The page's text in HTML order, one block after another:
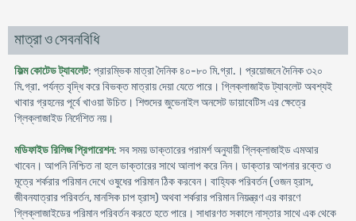
মাত্রা ও সেবনবিধি
ফিল্ম কোটেড ট্যাবলেট: প্রারম্ভিক মাত্রা দৈনিক ৪০-৮০ মি.গ্রা.। প্রয়োজনে দৈনিক ৩২০
মি.গ্রা. পর্যন্ত বৃদ্ধি করে বিভক্ত মাত্রায় দেয়া যেতে পারে। গ্লিক্লাজাইড ট্যাবলেট অবশ্যই
খাবার গ্রহনের পূর্বে খাওয়া উচিত। শিশুদের জুভেনাইল অনসেট ডায়াবেটিস এর ক্ষেত্রে
গ্লিক্লাজাইড নির্দেশিত নয়।
মডিফাইড রিলিজ প্রিপারেশন: সব সময় ডাক্তারের পরামর্শ অনুযায়ী গ্লিক্লাজাইড এমআর
খাবেন। আপনি নিশ্চিত না হলে ডাক্তারের সাথে আলাপ করে নিন। ডাক্তার আপনার রক্তে ও
মূত্রে শর্করার পরিমান দেখে ওষুধের পরিমান ঠিক করবেন। বাহ্যিক পরিবর্তন (ওজন হ্রাস,
জীবনযাত্রার পরিবর্তন, মানসিক চাপ হ্রাস) অথবা শর্করার পরিমান নিয়ন্ত্রণ এর কারণে
গ্লিক্লাজাইডের পরিমান পরিবর্তন করতে হতে পারে। সাধারণত সকালে নাস্তার সাথে এক থেকে